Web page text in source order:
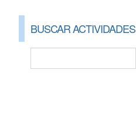
BUSCAR ACTIVIDADES